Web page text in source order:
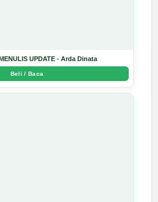
UPDATE - Arda Dinata
Beli / Baca